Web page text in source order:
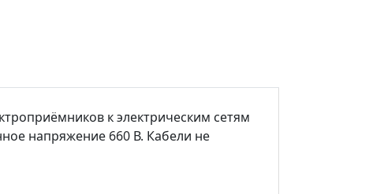
к электрическим сетям
напряжение 660 В. Кабели не